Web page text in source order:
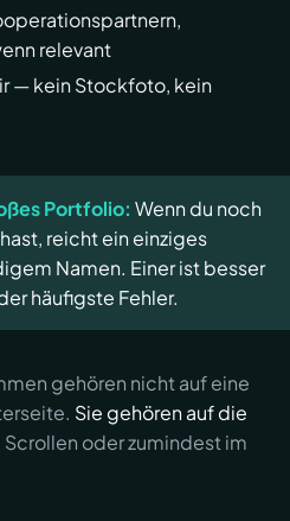
relevant
— kein Stockfoto, kein
Portfolio: Wenn du noch
reicht ein einziges
Namen. Einer ist besser
häufigste Fehler.
gehören nicht auf eine
Sie gehören auf die
Scrollen oder zumindest im